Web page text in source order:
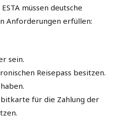
müssen deutsche
Anforderungen erfüllen:
sein.
Reisepass besitzen.
für die Zahlung der